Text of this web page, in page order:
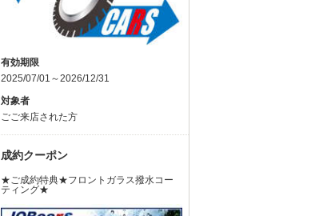
有効期限
2025/07/01～2026/12/31
対象者
ごご来店された方
成約クーポン
★ご成約特典★フロントガラス撥水コー
ティング★